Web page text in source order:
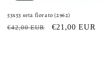
53x53 seta fiorato (2962)
Regular
€42,00 EUR
Sale
€21,00 EUR